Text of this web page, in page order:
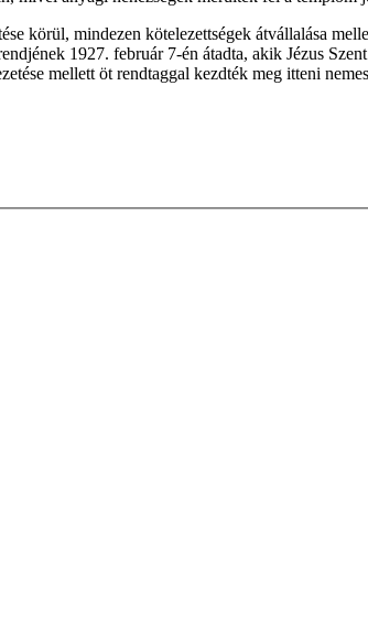
körül, mindezen kötelezettségek átvállalása
1927. február 7-én átadta, akik Jézus
mellett öt rendtaggal kezdték meg itteni